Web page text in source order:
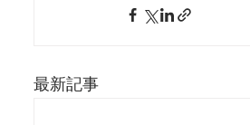
最新記事